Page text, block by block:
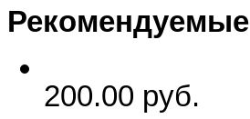
Рекомендуемые
200.00 руб.